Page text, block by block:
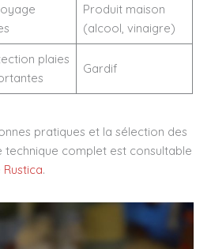
Produit maison
(alcool, vinaigre)
plaies
Gardif
pratiques et la sélection des
technique complet est consultable
Rustica.